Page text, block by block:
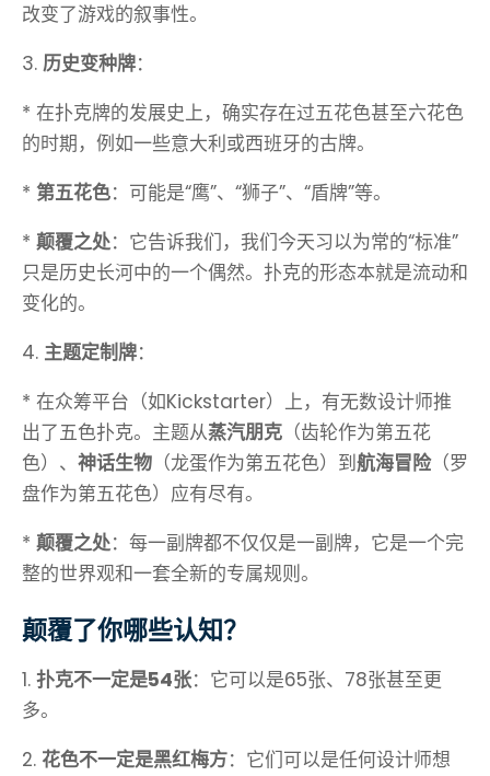
改变了游戏的叙事性。
3. 历史变种牌：
* 在扑克牌的发展史上，确实存在过五花色甚至六花色
的时期，例如一些意大利或西班牙的古牌。
* 第五花色：可能是“鹰”、“狮子”、“盾牌”等。
* 颠覆之处：它告诉我们，我们今天习以为常的“标准”
只是历史长河中的一个偶然。扑克的形态本就是流动和
变化的。
4. 主题定制牌：
* 在众筹平台（如Kickstarter）上，有无数设计师推
出了五色扑克。主题从蒸汽朋克 （齿轮作为第五花
色）、 神话生物 （龙蛋作为第五花色）到航海冒险（罗
盘作为第五花色）应有尽有。
* 颠覆之处：每一副牌都不仅仅是一副牌，它是一个完
整的世界观和一套全新的专属规则。
颠覆了你哪些认知？
1. 扑克不一定是54张：它可以是65张、78张甚至更
多。
2. 花色不一定是黑红梅方：它们可以是任何设计师想